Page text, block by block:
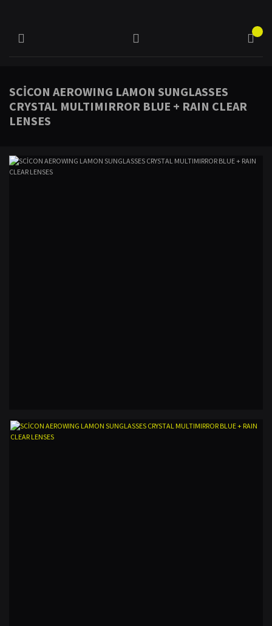
SCİCON AEROWING LAMON SUNGLASSES
CRYSTAL MULTIMIRROR BLUE + RAIN CLEAR
LENSES